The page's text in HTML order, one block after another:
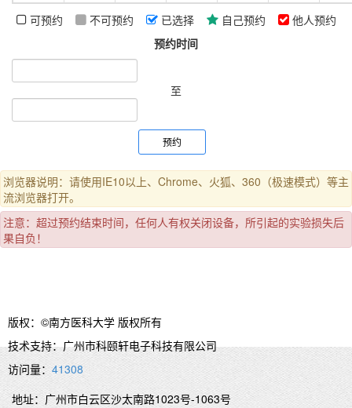
11:00-
11:15-
11:30-
12:00-
12:15
12:15-
12:30
13:00
13:00-
13:15
13:15-
13:30
可预约 不可预约 已选择 自己预约
他人预约
预约时间
至
预约
浏览器说明：请使用IE10以上、Chrome、火狐、360（极速模式）等主
流浏览器打开。
注意：超过预约结束时间，任何人有权关闭设备，所引起的实验损失后
果自负！
版权：©南方医科大学 版权所有
技术支持：广州市科颐轩电子科技有限公司
访问量：41308
地址：广州市白云区沙太南路1023号-1063号